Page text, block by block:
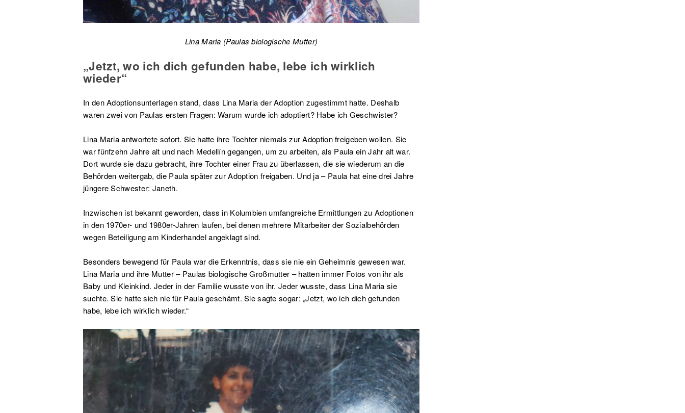
Lina Maria (Paulas biologische Mutter)
„Jetzt, wo ich dich gefunden habe, lebe ich wirklich
wieder“
In den Adoptionsunterlagen stand, dass Lina Maria der Adoption zugestimmt hatte. Deshalb
waren zwei von Paulas ersten Fragen: Warum wurde ich adoptiert? Habe ich Geschwister?
Lina Maria antwortete sofort. Sie hatte ihre Tochter niemals zur Adoption freigeben wollen. Sie
war fünfzehn Jahre alt und nach Medellín gegangen, um zu arbeiten, als Paula ein Jahr alt war.
Dort wurde sie dazu gebracht, ihre Tochter einer Frau zu überlassen, die sie wiederum an die
Behörden weitergab, die Paula später zur Adoption freigaben. Und ja – Paula hat eine drei Jahre
jüngere Schwester: Janeth.
Inzwischen ist bekannt geworden, dass in Kolumbien umfangreiche Ermittlungen zu Adoptionen
in den 1970er- und 1980er-Jahren laufen, bei denen mehrere Mitarbeiter der Sozialbehörden
wegen Beteiligung am Kinderhandel angeklagt sind.
Besonders bewegend für Paula war die Erkenntnis, dass sie nie ein Geheimnis gewesen war.
Lina Maria und ihre Mutter – Paulas biologische Großmutter – hatten immer Fotos von ihr als
Baby und Kleinkind. Jeder in der Familie wusste von ihr. Jeder wusste, dass Lina Maria sie
suchte. Sie hatte sich nie für Paula geschämt. Sie sagte sogar: „Jetzt, wo ich dich gefunden
habe, lebe ich wirklich wieder.“